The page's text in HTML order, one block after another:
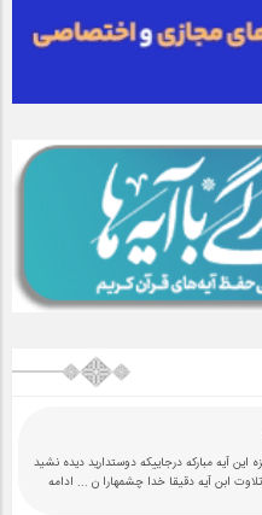
این آیه مبارکه درجاییکه دوستدارید دیده نشید
ابن آیه دقیقا خدا چشمهارا ن ... ادامه